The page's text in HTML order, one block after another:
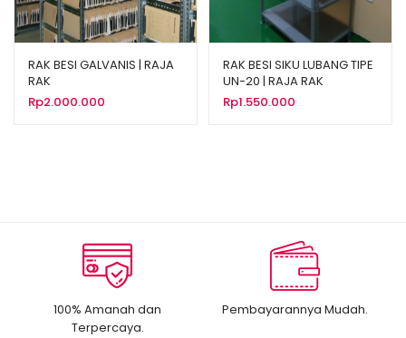
RAK BESI GALVANIS | RAJA
RAK
Rp2.000.000
RAK BESI SIKU LUBANG TIPE
UN-20 | RAJA RAK
Rp1.550.000
100% Amanah dan
Terpercaya.
Pembayarannya Mudah.